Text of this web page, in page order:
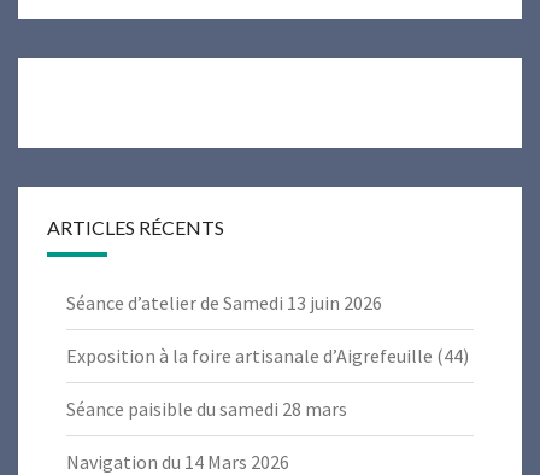
ARTICLES RÉCENTS
Séance d’atelier de Samedi 13 juin 2026
Exposition à la foire artisanale d’Aigrefeuille (44)
Séance paisible du samedi 28 mars
Navigation du 14 Mars 2026